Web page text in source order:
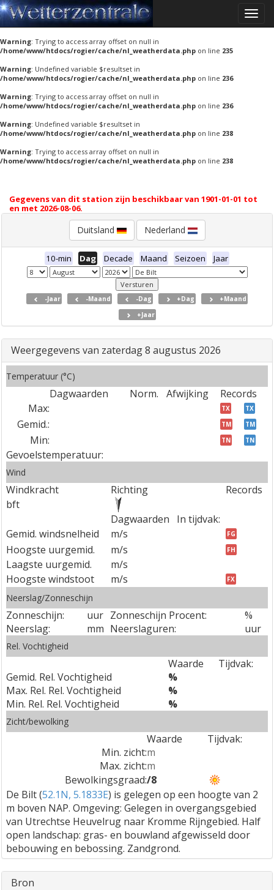
Warning: Undefined variable $resultset in
/home/www/htdocs/rogier/cache/nl_weatherdata.php
Warning: Trying to access array offset on null in
/home/www/htdocs/rogier/cache/nl_weatherdata.php on line 235
Warning: Undefined variable $resultset in
/home/www/htdocs/rogier/cache/nl_weatherdata.php on line 236
Warning: Trying to access array offset on null in
/home/www/htdocs/rogier/cache/nl_weatherdata.php on line 236
Warning: Undefined variable $resultset in
/home/www/htdocs/rogier/cache/nl_weatherdata.php on line 238
Warning: Trying to access array offset on null in
/home/www/htdocs/rogier/cache/nl_weatherdata.php on line 238
Toggle
Gegevens van dit station zijn beschikbaar van 1901-01-01 tot
en met 2026-08-06.
Duitsland Nederland
10-min Dag Decade Maand Seizoen Jaar
-Jaar -Maand -Dag +Dag
+Maand
+Jaar
Weergegevens van zaterdag 8 augustus 2026
Temperatuur (°C)
Dagwaarden Norm. Afwijking
Records
Max:
TX TX
Gemid.: TM TM
Min: TN TN
Gevoelstemperatuur:
Wind
Windkracht Richting
Records
bft
Dagwaarden
In tijdvak:
Gemid. windsnelheid
m/s FG
Hoogste uurgemid. m/s FH
Laagste uurgemid.
m/s
Hoogste windstoot
m/s FX
Neerslag/Zonneschijn
Zonneschijn: uur Zonneschijn Procent:
%
Neerslag:
mm Neerslaguren: uur
Rel. Vochtigheid
Waarde
Tijdvak:
Gemid. Rel. Vochtigheid
%
Max. Rel. Rel. Vochtigheid
%
Min. Rel. Rel. Vochtigheid
%
Zicht/bewolking
Waarde
Tijdvak:
Min. zicht:m
Max. zicht:m
Bewolkingsgraad:/8
De Bilt (52.1N, 5.1833E) is gelegen op een hoogte van 2
m boven NAP. Omgeving: Gelegen in overgangsgebied
van Utrechtse Heuvelrug naar Kromme Rijngebied. Half
open landschap: gras- en bouwland afgewisseld door
bebouwing en bebossing. Zandgrond.
Bron